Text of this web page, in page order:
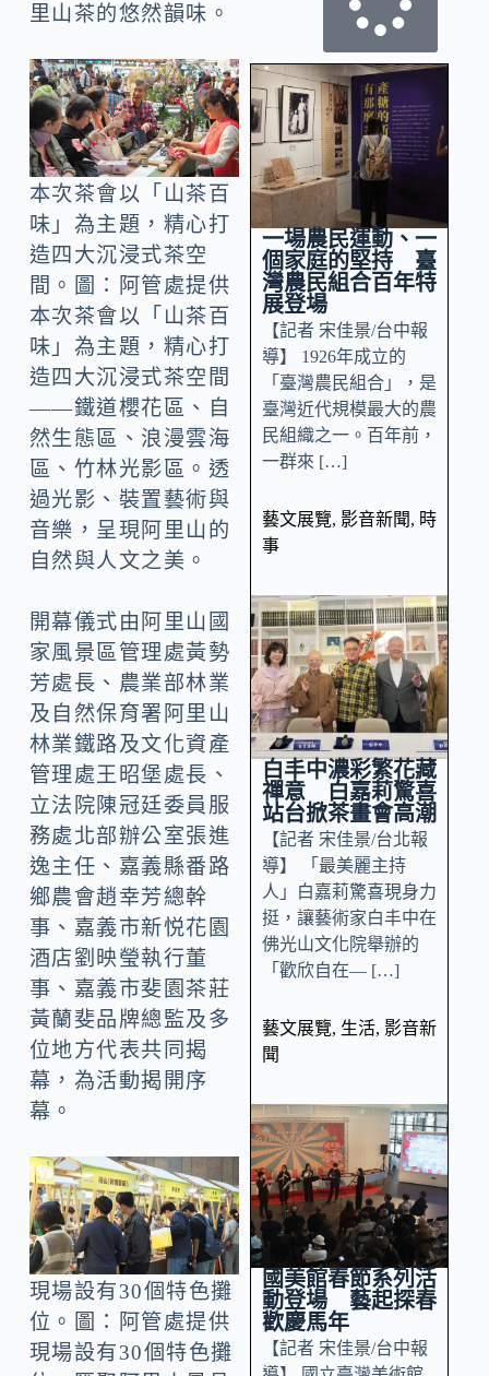
里山茶的悠然韻味。
本次茶會以「山茶百
味」為主題，精心打
造四大沉浸式茶空
間。圖：阿管處提供
本次茶會以「山茶百
味」為主題，精心打
造四大沉浸式茶空間
——鐵道櫻花區、自
然生態區、浪漫雲海
區、竹林光影區。透
過光影、裝置藝術與
音樂，呈現阿里山的
自然與人文之美。
開幕儀式由阿里山國
家風景區管理處黃勢
芳處長、農業部林業
及自然保育署阿里山
林業鐵路及文化資產
管理處王昭堡處長、
立法院陳冠廷委員服
務處北部辦公室張進
逸主任、嘉義縣番路
鄉農會趙幸芳總幹
事、嘉義市新悦花園
酒店劉映瑩執行董
事、嘉義市斐園茶莊
黃蘭斐品牌總監及多
位地方代表共同揭
幕，為活動揭開序
幕。
現場設有30個特色攤
位。圖：阿管處提供
現場設有30個特色攤
一場農民運動、一
個家庭的堅持 臺
灣農民組合百年特
展登場
【記者 宋佳景/台中報
導】 1926年成立的
「臺灣農民組合」，是
臺灣近代規模最大的農
民組織之一。百年前，
一群來 […]
藝文展覽, 影音新聞, 時
事
白丰中濃彩繁花藏
禪意 白嘉莉驚喜
站台掀茶畫會高潮
【記者 宋佳景/台北報
導】 「最美麗主持
人」白嘉莉驚喜現身力
挺，讓藝術家白丰中在
佛光山文化院舉辦的
「歡欣自在— […]
藝文展覽, 生活, 影音新
聞
國美館春節系列活
動登場 藝起探春
歡慶馬年
【記者 宋佳景/台中報